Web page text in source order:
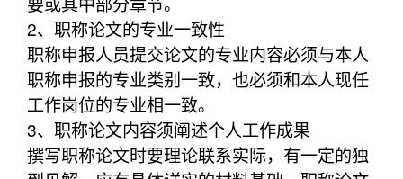
2、职称论文的专业一致性
职称申报人员提交论文的专业内容必须与本人
职称申报的专业类别一致，也必须和本人现任
工作岗位的专业相一致。
3、职称论文内容须阐述个人工作成果
撰写职称论文时要理论联系实际，有一定的独